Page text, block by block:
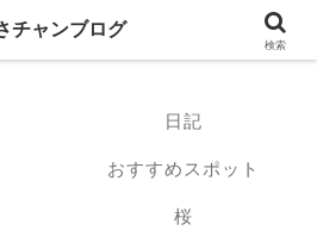
チャンブログ
日記
おすすめスポット
桜
チャンブログ
検索